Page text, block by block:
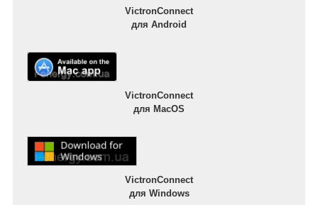
VictronConnect
для Android
VictronConnect
для MacOS
VictronConnect
для Windows